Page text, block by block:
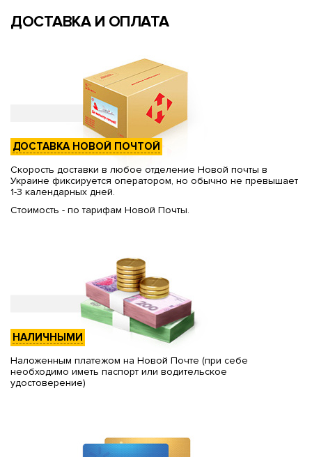
ДОСТАВКА И ОПЛАТА
ДОСТАВКА НОВОЙ ПОЧТОЙ
Скорость доставки в любое отделение Новой почты в
Украине фиксируется оператором, но обычно не превышает
1-3 календарных дней.
Стоимость - по тарифам Новой Почты.
НАЛИЧНЫМИ
Наложенным платежом на Новой Почте (при себе
необходимо иметь паспорт или водительское
удостоверение)